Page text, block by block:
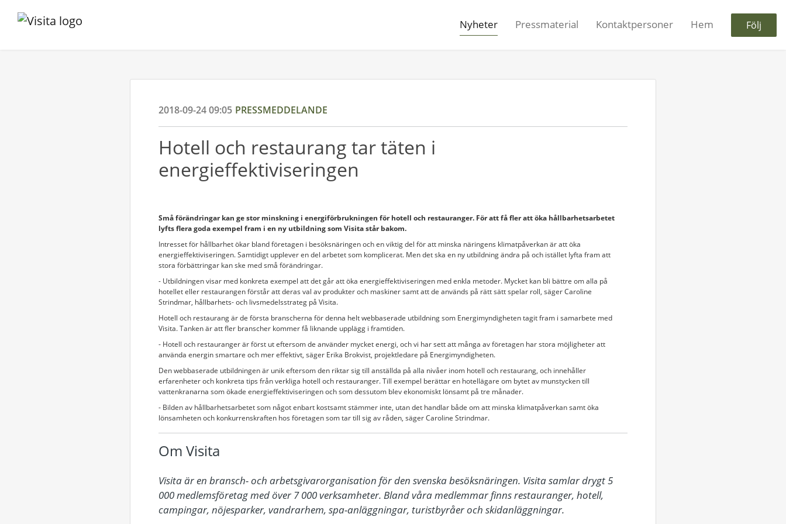
Nyheter Pressmaterial Kontaktpersoner Hem Följ
2018-09-24 09:05 PRESSMEDDELANDE
Hotell och restaurang tar täten i
energieffektiviseringen
Små förändringar kan ge stor minskning i energiförbrukningen för hotell och restauranger. För att få fler att öka hållbarhetsarbetet
lyfts flera goda exempel fram i en ny utbildning som Visita står bakom.
Intresset för hållbarhet ökar bland företagen i besöksnäringen och en viktig del för att minska näringens klimatpåverkan är att öka
energieffektiviseringen. Samtidigt upplever en del arbetet som komplicerat. Men det ska en ny utbildning ändra på och istället lyfta fram att
stora förbättringar kan ske med små förändringar.
- Utbildningen visar med konkreta exempel att det går att öka energieffektiviseringen med enkla metoder. Mycket kan bli bättre om alla på
hotellet eller restaurangen förstår att deras val av produkter och maskiner samt att de används på rätt sätt spelar roll, säger Caroline
Strindmar, hållbarhets- och livsmedelsstrateg på Visita.
Hotell och restaurang är de första branscherna för denna helt webbaserade utbildning som Energimyndigheten tagit fram i samarbete med
Visita. Tanken är att fler branscher kommer få liknande upplägg i framtiden.
- Hotell och restauranger är först ut eftersom de använder mycket energi, och vi har sett att många av företagen har stora möjligheter att
använda energin smartare och mer effektivt, säger Erika Brokvist, projektledare på Energimyndigheten.
Den webbaserade utbildningen är unik eftersom den riktar sig till anställda på alla nivåer inom hotell och restaurang, och innehåller
erfarenheter och konkreta tips från verkliga hotell och restauranger. Till exempel berättar en hotellägare om bytet av munstycken till
vattenkranarna som ökade energieffektiviseringen och som dessutom blev ekonomiskt lönsamt på tre månader.
- Bilden av hållbarhetsarbetet som något enbart kostsamt stämmer inte, utan det handlar både om att minska klimatpåverkan samt öka
lönsamheten och konkurrenskraften hos företagen som tar till sig av råden, säger Caroline Strindmar.
Om Visita
Visita är en bransch- och arbetsgivarorganisation för den svenska besöksnäringen. Visita samlar drygt 5
000 medlemsföretag med över 7 000 verksamheter. Bland våra medlemmar finns restauranger, hotell,
campingar, nöjesparker, vandrarhem, spa-anläggningar, turistbyråer och skidanläggningar.